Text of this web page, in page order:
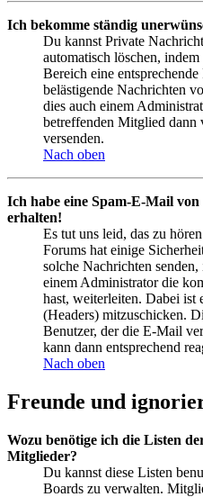
Ich bekomme ständig
Du kannst Private
automatisch löschen,
Bereich eine
belästigende Nachrichten
dies auch einem
betreffenden Mitglied dann
versenden.
Nach oben
Ich habe eine Spam-E-Mail
erhalten!
Es tut uns leid, das zu
Forums hat einige
solche Nachrichten
einem Administrator die
hast, weiterleiten. Dabei
(Headers) mitzuschicken.
Benutzer, der die E-Mail
kann dann entsprechend
Nach oben
Freunde und
Wozu benötige ich die Listen
Mitglieder?
Du kannst diese Listen
Boards zu verwalten.